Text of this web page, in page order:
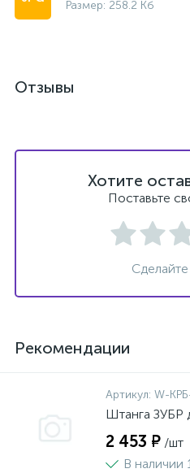
Размер: 258.2 Кб
Отзывы
Хотите
Поставьте
Рекомендации
Артикул: W-
Штанга ЗУБР
2 453 ₽ /шт
В наличии